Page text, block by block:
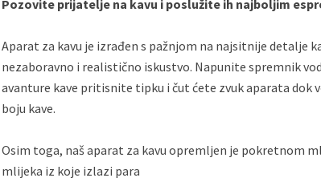
Pozovite prijatelje na kavu i poslužite ih najboljim
Aparat za kavu je izrađen s pažnjom na najsitnije detalje
nezaboravno i realistično iskustvo. Napunite spremnik
avanture kave pritisnite tipku i čut ćete zvuk aparata dok
boju kave.
Osim toga, naš aparat za kavu opremljen je pokretnom
mlijeka iz koje izlazi para